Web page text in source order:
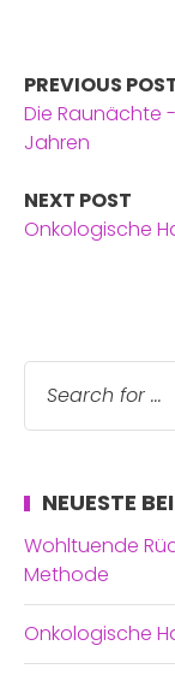
PREVIOUS
Die Raunächte
Jahren
NEXT POST
Onkologische
NEUESTE
Wohltuende
Methode
Onkologische